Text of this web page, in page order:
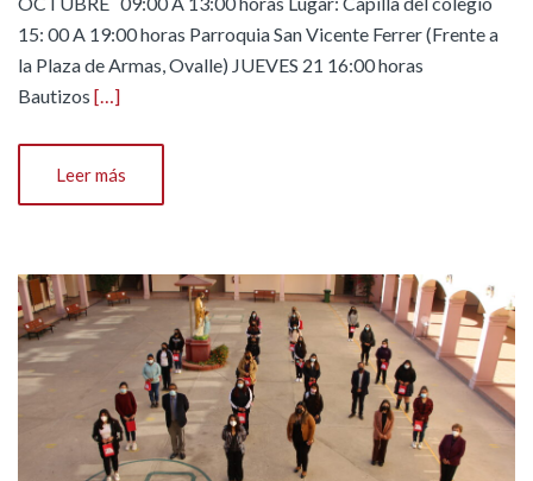
15: 00 A 19:00 horas Parroquia San Vicente Ferrer (Frente a
la Plaza de Armas, Ovalle) JUEVES 21 16:00 horas
Bautizos […]
Leer más